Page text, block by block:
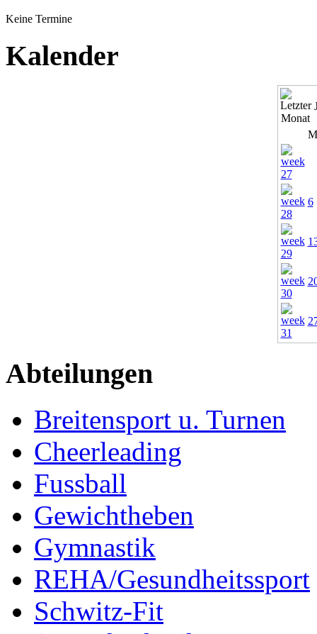
Keine Termine
Kalender
6
Abteilungen
Breitensport u. Turnen
Cheerleading
Fussball
Gewichtheben
Gymnastik
REHA/Gesundheitssport
Schwitz-Fit